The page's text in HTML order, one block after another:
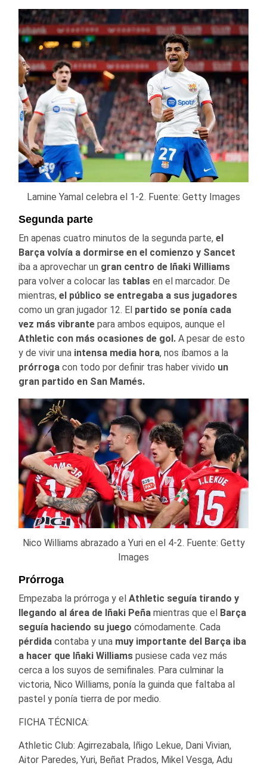
Lamine Yamal celebra el 1-2. Fuente: Getty Images
Segunda parte
En apenas cuatro minutos de la segunda parte, el
Barça volvía a dormirse en el comienzo y Sancet
iba a aprovechar un gran centro de Iñaki Williams
para volver a colocar las tablas en el marcador. De
mientras, el público se entregaba a sus jugadores
como un gran jugador 12. El partido se ponía cada
vez más vibrante para ambos equipos, aunque el
Athletic con más ocasiones de gol. A pesar de esto
y de vivir una intensa media hora, nos íbamos a la
prórroga con todo por definir tras haber vivido un
gran partido en San Mamés.
Nico Williams abrazado a Yuri en el 4-2. Fuente: Getty
Images
Prórroga
Empezaba la prórroga y el Athletic seguía tirando y
llegando al área de Iñaki Peña mientras que el Barça
seguía haciendo su juego cómodamente. Cada
pérdida contaba y una muy importante del Barça iba
a hacer que Iñaki Williams pusiese cada vez más
cerca a los suyos de semifinales. Para culminar la
victoria, Nico Williams, ponía la guinda que faltaba al
pastel y ponía tierra de por medio.
FICHA TÉCNICA:
Athletic Club: Agirrezabala, Iñigo Lekue, Dani Vivian,
Aitor Paredes, Yuri, Beñat Prados, Mikel Vesga, Adu